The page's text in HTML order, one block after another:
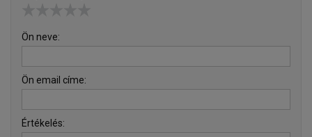
Ön neve:
Ön email címe:
Értékelés: